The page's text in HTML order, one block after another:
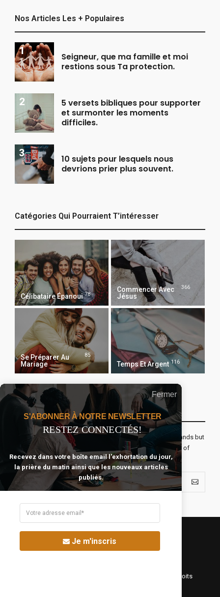
Nos Articles Les + Populaires
Seigneur, que ma famille et moi
restions sous Ta protection.
5 versets bibliques pour supporter
et surmonter les moments
difficiles.
10 sujets pour lesquels nous
devrions prier plus souvent.
Catégories Qui Pourraient T’intéresser
Célibataire Épanoui 78
Commencer Avec
Jésus
366
Se Préparer Au
Mariage
85
Temps Et Argent 116
Recevoir Notre Newsletter Chaque Matin
The real voyage of discovery consists not in seeking new lands but
seeing with new eyes. All journeys have secret destinations of
which the traveler is unaware.
©Fréquence Chrétienne Production 2016-2025. Tous droits
Fermer
S'ABONNER À NOTRE NEWSLETTER
RESTEZ CONNECTÉS!
Recevez dans votre boîte email l'exhortation du jour,
la prière du matin ainsi que les nouveaux articles
publiés.
Je m'inscris